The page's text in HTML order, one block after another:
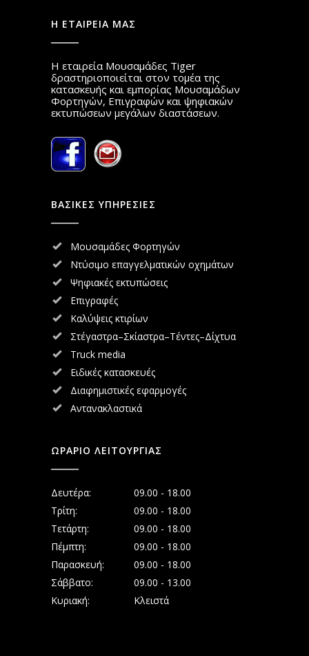
Η ΕΤΑΙΡΕΙΑ ΜΑΣ
Η εταιρεία Μουσαμάδες Tiger
δραστηριοποιείται στον τομέα της
κατασκευής και εμπορίας Μουσαμάδων
Φορτηγών, Επιγραφών και ψηφιακών
εκτυπώσεων μεγάλων διαστάσεων.
ΒΑΣΙΚΕΣ ΥΠΗΡΕΣΙΕΣ
Μουσαμάδες Φορτηγών
Ντύσιμο επαγγελματικών οχημάτων
Ψηφιακές εκτυπώσεις
Επιγραφές
Καλύψεις κτιρίων
Στέγαστρα–Σκίαστρα–Τέντες–Δίχτυα
Truck media
Ειδικές κατασκευές
Διαφημιστικές εφαρμογές
Αντανακλαστικά
ΩΡΑΡΙΟ ΛΕΙΤΟΥΡΓΙΑΣ
Δευτέρα:
09.00 - 18.00
Τρίτη:
09.00 - 18.00
Τετάρτη:
09.00 - 18.00
Πέμπτη:
09.00 - 18.00
Παρασκευή:
09.00 - 18.00
Σάββατο:
09.00 - 13.00
Κυριακή:
Κλειστά